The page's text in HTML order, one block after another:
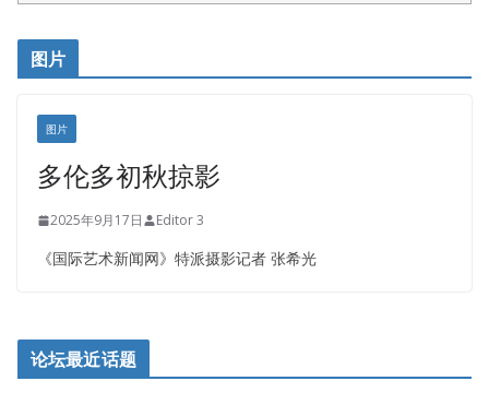
开明车行KS CAR SALES & SERVICE
皇后金融集团
铁木尔商业注册服务
图片
图片
多伦多初秋掠影
2025年9月17日 Editor 3
《国际艺术新闻网》特派摄影记者 张希光
论坛最近话题